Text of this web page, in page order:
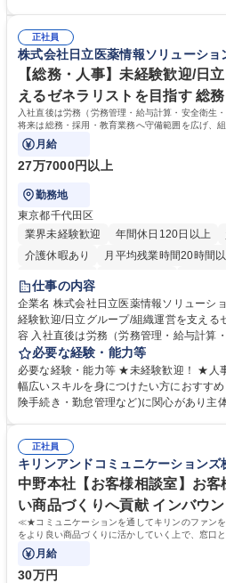
でも質問・相談できる環境が整っているた
集職種 【森ビルG】人事・総務◆賞与5
リモート可
務に挑戦できるため、自身の成長と組織
きます。 残業少なめ、週1日リモート可な
ち長期活躍できる環境です。 「これまで
キャリアを築きたい」という前向きな意欲
歴・資格 学歴：大学院 大学 高専 短大 専
簿記検定1級 日商簿記検定2級 日商簿記検
正社員
株式会社日立医薬情報ソリューショ
【総務・人事】未経験歓迎/日
えるゼネラリストを目指す 総務
入社直後は労務（労務管理・給与計算・安全衛生
将来は総務・採用・教育業務へ守備範囲を広げ、
ます。
月給
27万7000円以上
勤務地
東京都千代田区
業界未経験歓迎
年間休日120日以上
介護休暇あり
月平均残業時間20時間
住宅手当あり
育休あり
完全週休2日制 交通費支給
仕事の内容
企業名 株式会社日立医薬情報ソリューションズ 求人名 【総務・
経験歓迎/日立グループ/組織運営を支えるゼネ
容 入社直後は労務（労務管理・給与計算
任せいたします。将来は総務・採用・教
営を支えるゼネラリストをめざせます。 ・初期業務：労働時間管理、給与
計算、社会保険対応、福利厚生管理、安
します。ご経験に応じて、休職者管理な
幅広く経験を積みたい意欲がある方に最適な環境です
務・人事】未経験歓迎/日立グループ/組織
指す
必要な経験・能力等
必要な経験・能力等 ★未経験歓迎！ ★人
幅広いスキルを身につけたい方におすすめ！ ■労務管理(給与計算・
険手続き・勤怠管理など)に関心があり主
のご経験 ■労務管理（給与計算・社会保険
■衛生管理者の資格をお持ちの方 学歴・資格 学歴：大学院 大学 高専 短大
専修学校 高校 語学力： 資格：
正社員
キリンアンドコミュニケーションズ
中野本社【お客様相談室】お
い商品づくりへ貢献 インバウ
≪★コミュニケーションを通してキリンのファン
をより良い商品づくりに活かしていく上で、窓口
月給
30万円